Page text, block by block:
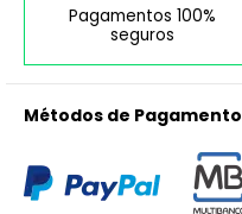
Pagamentos 100%
seguros
Métodos de Pagamento